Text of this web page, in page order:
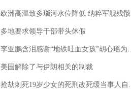
欧洲高温致多瑙河水位降低 纳粹军舰残骸重见天日
多地要求领导干部带头休假
李亚鹏含泪感谢“地铁吐血女孩”胡心瑶为嫣然天使捐99999元：这份捐赠太沉重，尊重其捐赠意愿，个人向胡心瑶和她的病友之家各捐赠99999元
美国解除了与伊朗相关的制裁
抢劫刺死19岁少女的死刑改死缓当事人自述：出狱11年间始终刻意躲避被害人家属